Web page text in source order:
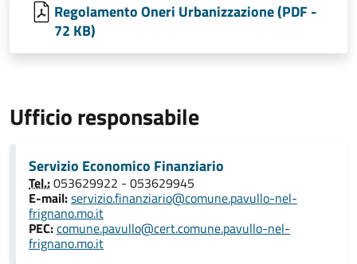
Regolamento Oneri Urbanizzazione (PDF -
72 KB)
Ufficio responsabile
Servizio Economico Finanziario
Tel.:053629922 - 053629945
E-mail:servizio.finanziario@comune.pavullo-nel-
frignano.mo.it
PEC:comune.pavullo@cert.comune.pavullo-nel-
frignano.mo.it